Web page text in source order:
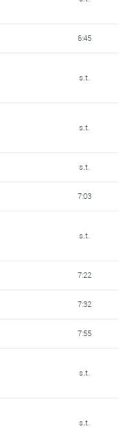
6:45
s.t.
s.t.
s.t.
7:03
s.t.
7:22
7:32
7:55
s.t.
s.t.